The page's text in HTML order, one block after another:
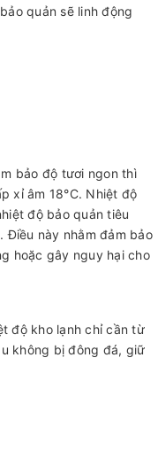
quản sẽ linh động
bảo độ tươi ngon thì
xỉ âm 18°C. Nhiệt độ
độ bảo quản tiêu
Điều này nhằm đảm bảo
hoặc gây nguy hại cho
độ kho lạnh chỉ cần từ
không bị đông đá, giữ